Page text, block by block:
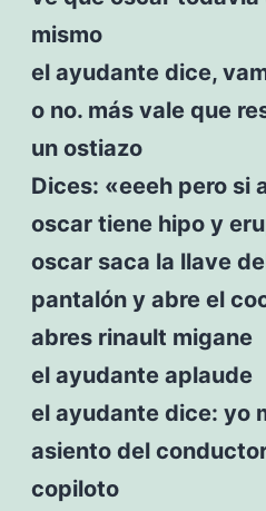
mismo
el ayudante dice,
o no. más vale que
un ostiazo
Dices: «eeeh pero si
oscar tiene hipo y
oscar saca la llave
pantalón y abre el
abres rinault migane
el ayudante aplaude
el ayudante dice: yo
asiento del
copiloto